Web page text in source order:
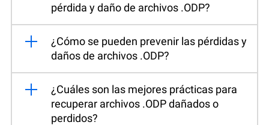
pérdida y daño de archivos .ODP?
¿Cómo se pueden prevenir las pérdidas y
daños de archivos .ODP?
¿Cuáles son las mejores prácticas para
recuperar archivos .ODP dañados o
perdidos?